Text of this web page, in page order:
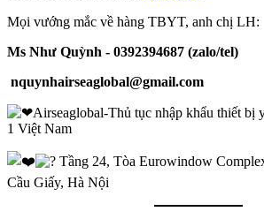
Mọi vướng mắc về hàng TBYT, anh chị LH:
Ms Như Quỳnh - 0392394687 (zalo/tel)
nquynhairseaglobal@gmail.com
Airseaglobal-Thủ tục nhập khẩu thiết bị
1 Việt Nam
Tầng 24, Tòa Eurowindow
Cầu Giấy, Hà Nội